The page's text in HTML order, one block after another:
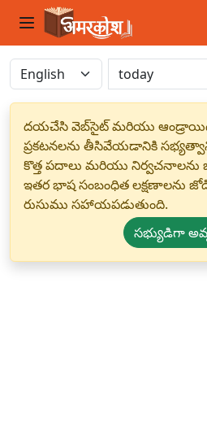
దయచేసి వెబ్‌సైట్ మరియు
ప్రకటనలను తీసివేయడానికి
కొత్త పదాలు మరియు
ఇతర భాష సంబంధిత లక్షణాలను
రుసుము సహాయపడుతుంది.
సభ్యుడిగా